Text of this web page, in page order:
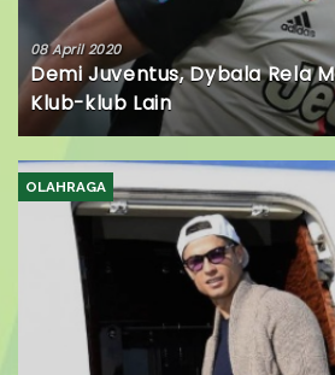
08 April 2020
Demi Juventus, Dybala Rela
Klub-klub Lain
OLAHRAGA